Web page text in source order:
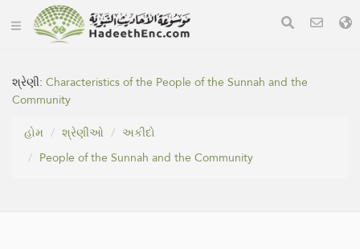
શ્રેણી:Characteristics of the People of the Sunnah and the
Community
હોમ
શ્રેણીઓ
અકીદો
People of the Sunnah and the Community